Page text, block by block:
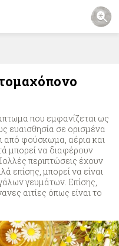
που εμφανίζεται ως
ευαισθησία σε ορισμένα
από φούσκωμα, αέρια και
μπορεί να διαφέρουν
περιπτώσεις έχουν
επίσης, μπορεί να είναι
γευμάτων. Επίσης,
αιτίες όπως είναι το